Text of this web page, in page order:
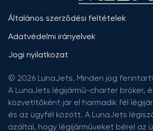
Általános szerződési feltételek
Adatvédelmi irányelvek
Jogi nyilatkozat
© 2026 LunaJets. Minden jog
A LunaJets légijármű-charter bróker,
közvetítőként jár el harmadik fél
és az ügyfél között. A LunaJets
azáltal, hogy légijárműveket bérel az